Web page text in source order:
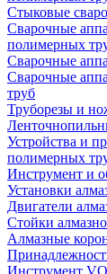
Стыковые
Сварочные
полимерных
Сварочные
Сварочные
труб
Труборезы и
Устройства и
полимерных
Инструмент и
Установки
Двигатели
Стойки
Алмазные
Инструмент